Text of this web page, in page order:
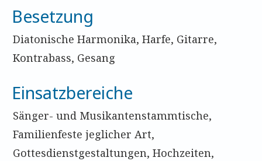
Besetzung
Diatonische Harmonika, Harfe, Gitarre,
Kontrabass, Gesang
Einsatzbereiche
Sänger- und Musikantenstammtische,
Familienfeste jeglicher Art,
Gottesdienstgestaltungen, Hochzeiten,